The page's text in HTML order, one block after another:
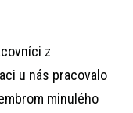
z
u nás pracovalo
minulého